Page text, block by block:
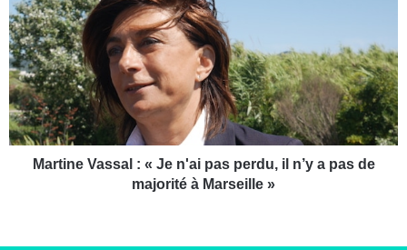
c
i
p
a
l
é
l
i
a
r
t
i
n
e
V
a
Martine Vassal : « Je n'ai pas perdu, il n’y a pas de
majorité à Marseille »